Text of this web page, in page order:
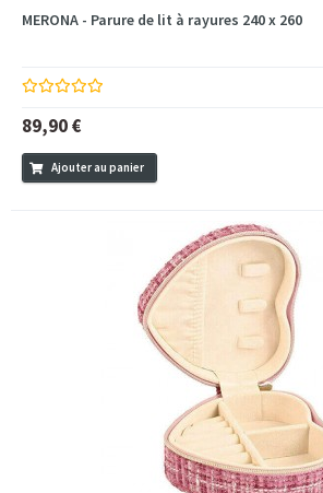
MERONA - Parure de lit à rayures 240 x 260
89,90 €
Ajouter au panier